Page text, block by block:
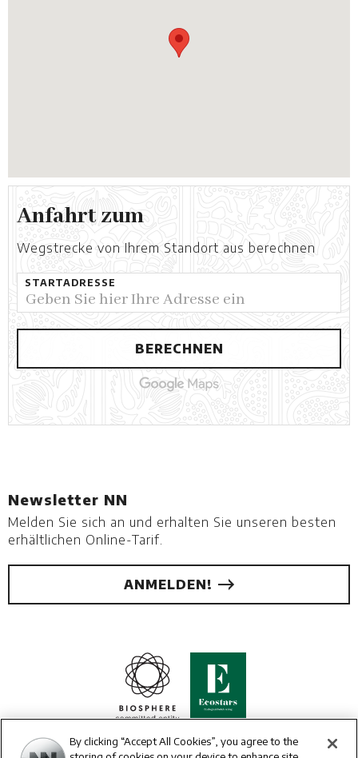
Anfahrt zum
Wegstrecke von Ihrem Standort aus berechnen
STARTADRESSE
BERECHNEN
Newsletter NN
Melden Sie sich an und erhalten Sie unseren besten
erhältlichen Online-Tarif.
ANMELDEN!
By clicking “Accept All Cookies”, you agree to the